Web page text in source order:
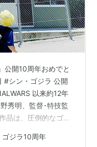
公開10周年おめでと
#シン・ゴジラ 公開
以来約12年
秀明、監督･特技監
品は、圧倒的なゴジ
年
ゴジラ10周年